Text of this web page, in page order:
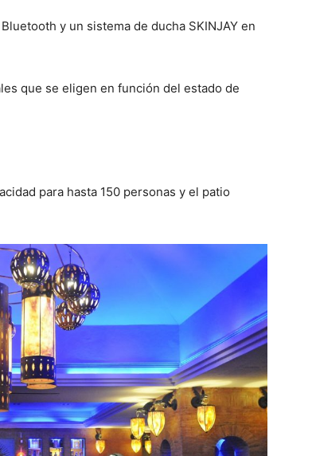
y un sistema de ducha SKINJAY en
que se eligen en función del estado de
para hasta 150 personas y el patio